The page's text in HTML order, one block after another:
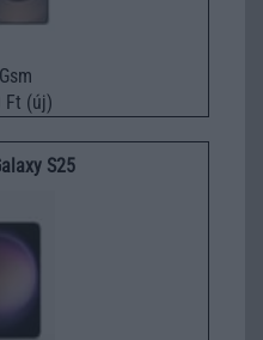
Ft (új)
S25